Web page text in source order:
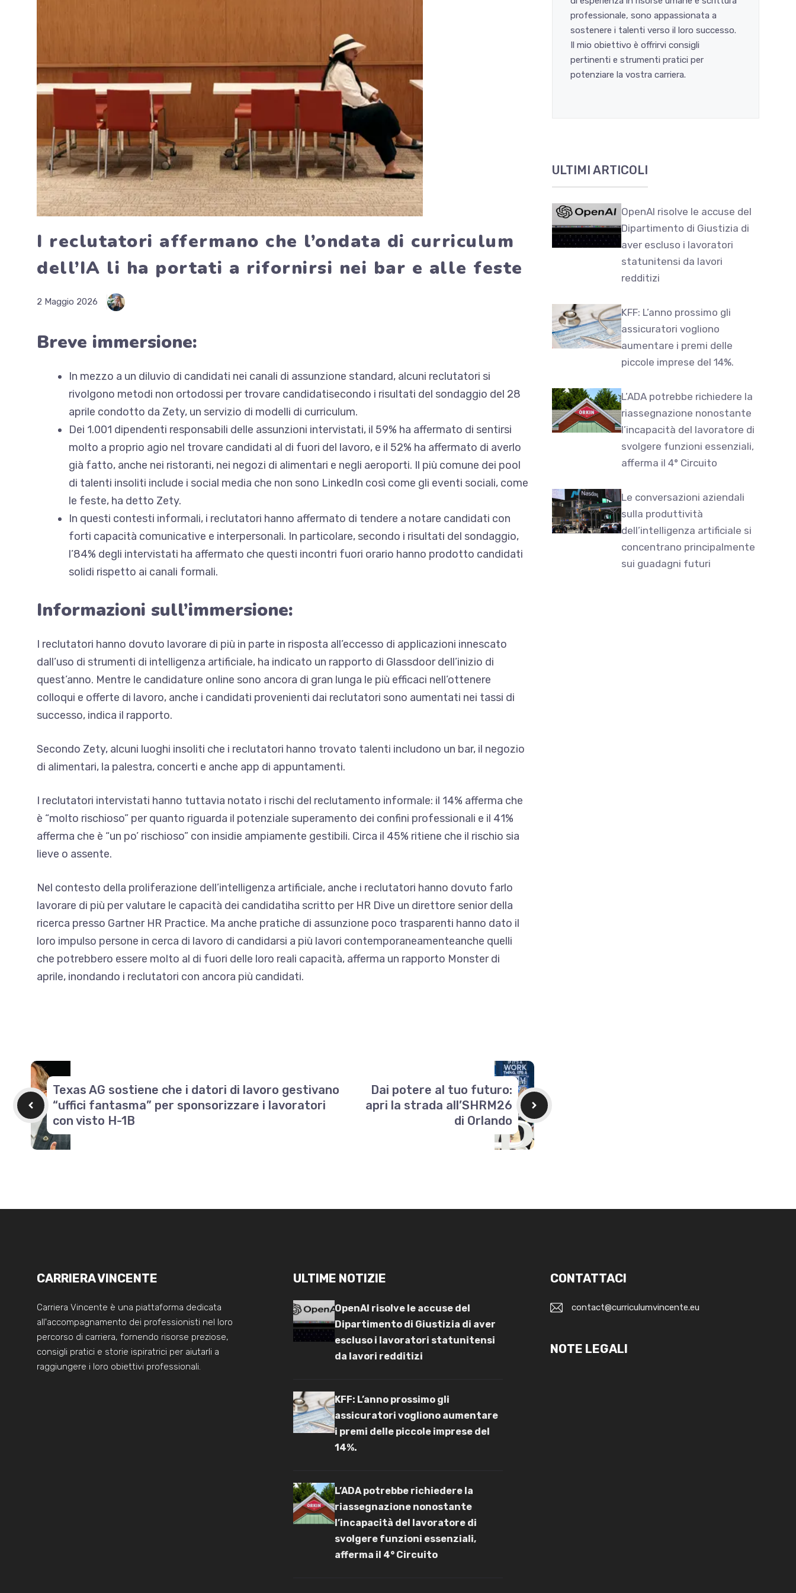
I reclutatori affermano che l’ondata di curriculum
dell’IA li ha portati a rifornirsi nei bar e alle feste
2 Maggio 2026
Breve immersione:
In mezzo a un diluvio di candidati nei canali di assunzione standard, alcuni reclutatori si
rivolgono metodi non ortodossi per trovare candidatisecondo i risultati del sondaggio del 28
aprile condotto da Zety, un servizio di modelli di curriculum.
Dei 1.001 dipendenti responsabili delle assunzioni intervistati, il 59% ha affermato di sentirsi
molto a proprio agio nel trovare candidati al di fuori del lavoro, e il 52% ha affermato di averlo
già fatto, anche nei ristoranti, nei negozi di alimentari e negli aeroporti. Il più comune dei pool
di talenti insoliti include i social media che non sono LinkedIn così come gli eventi sociali, come
le feste, ha detto Zety.
In questi contesti informali, i reclutatori hanno affermato di tendere a notare candidati con
forti capacità comunicative e interpersonali. In particolare, secondo i risultati del sondaggio,
l’84% degli intervistati ha affermato che questi incontri fuori orario hanno prodotto candidati
solidi rispetto ai canali formali.
Informazioni sull’immersione:
I reclutatori hanno dovuto lavorare di più in parte in risposta all’eccesso di applicazioni innescato
dall’uso di strumenti di intelligenza artificiale, ha indicato un rapporto di Glassdoor dell’inizio di
quest’anno. Mentre le candidature online sono ancora di gran lunga le più efficaci nell’ottenere
colloqui e offerte di lavoro, anche i candidati provenienti dai reclutatori sono aumentati nei tassi di
successo, indica il rapporto.
Secondo Zety, alcuni luoghi insoliti che i reclutatori hanno trovato talenti includono un bar, il negozio
di alimentari, la palestra, concerti e anche app di appuntamenti.
I reclutatori intervistati hanno tuttavia notato i rischi del reclutamento informale: il 14% afferma che
è “molto rischioso” per quanto riguarda il potenziale superamento dei confini professionali e il 41%
afferma che è “un po’ rischioso” con insidie ​​ampiamente gestibili. Circa il 45% ritiene che il rischio sia
lieve o assente.
Nel contesto della proliferazione dell’intelligenza artificiale, anche i reclutatori hanno dovuto farlo
lavorare di più per valutare le capacità dei candidatiha scritto per HR Dive un direttore senior della
ricerca presso Gartner HR Practice. Ma anche pratiche di assunzione poco trasparenti hanno dato il
loro impulso persone in cerca di lavoro di candidarsi a più lavori contemporaneamenteanche quelli
che potrebbero essere molto al di fuori delle loro reali capacità, afferma un rapporto Monster di
aprile, inondando i reclutatori con ancora più candidati.
Texas AG sostiene che i datori di lavoro gestivano
“uffici fantasma” per sponsorizzare i lavoratori
con visto H-1B
Dai potere al tuo futuro:
apri la strada all’SHRM26
di Orlando
professionale, sono appassionata a
sostenere i talenti verso il loro successo.
Il mio obiettivo è offrirvi consigli
pertinenti e strumenti pratici per
potenziare la vostra carriera.
ULTIMI ARTICOLI
OpenAI risolve le accuse del
Dipartimento di Giustizia di
aver escluso i lavoratori
statunitensi da lavori
redditizi
KFF: L’anno prossimo gli
assicuratori vogliono
aumentare i premi delle
piccole imprese del 14%.
L’ADA potrebbe richiedere la
riassegnazione nonostante
l’incapacità del lavoratore di
svolgere funzioni essenziali,
afferma il 4° Circuito
Le conversazioni aziendali
sulla produttività
dell’intelligenza artificiale si
concentrano principalmente
sui guadagni futuri
CARRIERA VINCENTE
Carriera Vincente è una piattaforma dedicata
all'accompagnamento dei professionisti nel loro
percorso di carriera, fornendo risorse preziose,
consigli pratici e storie ispiratrici per aiutarli a
raggiungere i loro obiettivi professionali.
ULTIME NOTIZIE
OpenAI risolve le accuse del
Dipartimento di Giustizia di aver
escluso i lavoratori statunitensi
da lavori redditizi
KFF: L’anno prossimo gli
assicuratori vogliono aumentare
i premi delle piccole imprese del
14%.
L’ADA potrebbe richiedere la
riassegnazione nonostante
l’incapacità del lavoratore di
svolgere funzioni essenziali,
afferma il 4° Circuito
CONTATTACI
contact@curriculumvincente.eu
NOTE LEGALI